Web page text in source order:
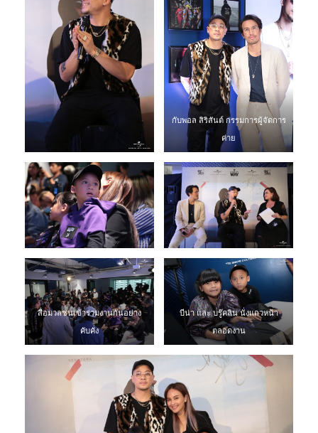
กับพอล สิริสันต์ กรรมการผู้จัดการ
ค่าย
สื่อมวลชนเข้าร่วมงานกันอย่าง
คับคั่ง
บีน่า และ บรู๊คลิน นั่งแถวหน้า
ตลอดงาน